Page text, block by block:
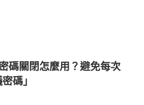
碼關閉怎麼用？避免每次
碼」